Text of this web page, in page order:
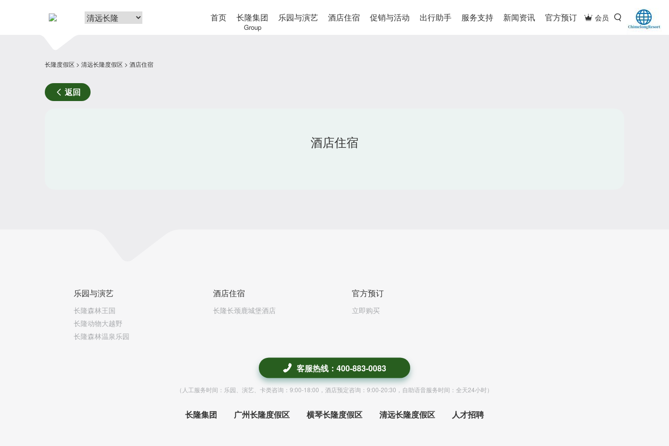
会员
首页 长隆集团
Group
乐园与演艺 酒店住宿 促销与活动 出行助手 服务支持 新闻资讯 官方预订
长隆度假区 清远长隆度假区 酒店住宿
返回
酒店住宿
乐园与演艺
长隆森林王国
长隆动物大越野
长隆森林温泉乐园
酒店住宿
长隆长颈鹿城堡酒店
官方预订
立即购买
客服热线：400-883-0083
（人工服务时间：乐园、演艺、卡类咨询：9:00-18:00，酒店预定咨询：9:00-20:30，自助语音服务时间：全天24小时）
长隆集团 广州长隆度假区 横琴长隆度假区 清远长隆度假区 人才招聘